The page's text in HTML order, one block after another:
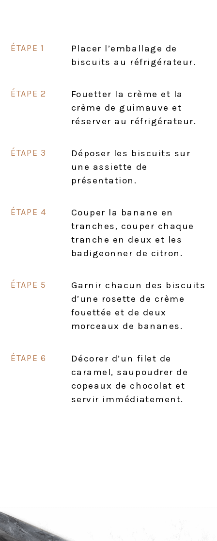
Placer l’emballage de
biscuits au réfrigérateur.
Fouetter la crème et la
crème de guimauve et
réserver au réfrigérateur.
Déposer les biscuits sur
une assiette de
présentation.
Couper la banane en
tranches, couper chaque
tranche en deux et les
badigeonner de citron.
Garnir chacun des biscuits
d’une rosette de crème
fouettée et de deux
morceaux de bananes.
Décorer d’un filet de
caramel, saupoudrer de
copeaux de chocolat et
servir immédiatement.